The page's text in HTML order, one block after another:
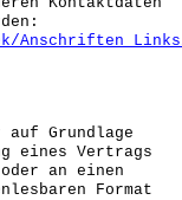
Grundlage
eines Vertrags
an einen
Format